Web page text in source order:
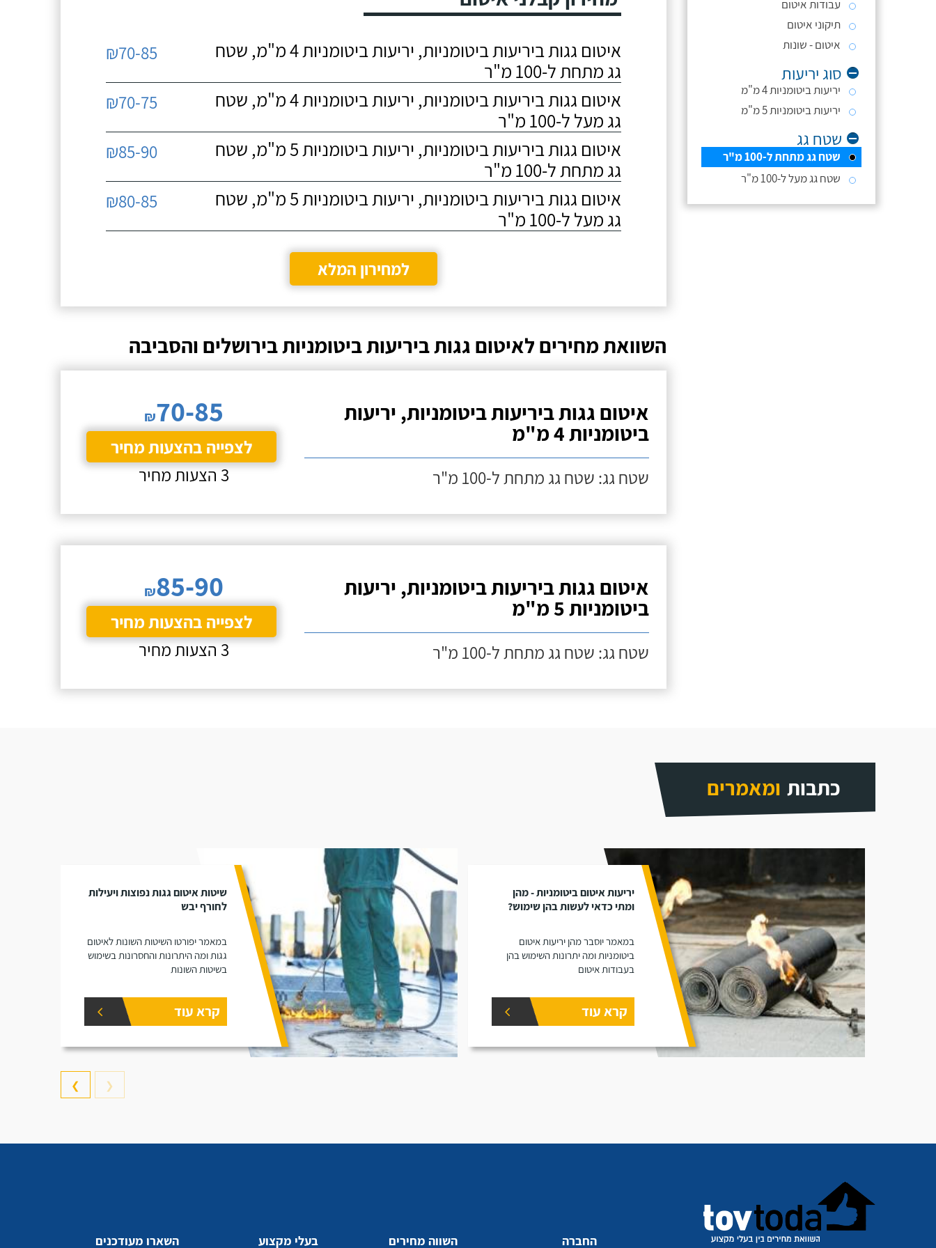
עבודות איטום
תיקוני איטום
איטום - שונות
סוג יריעות
יריעות ביטומניות 4 מ"מ
יריעות ביטומניות 5 מ"מ
שטח גג
שטח גג מתחת ל-100 מ"ר
שטח גג מעל ל-100 מ"ר
איטום גגות ביריעות ביטומניות, יריעות ביטומניות 4 מ"מ, שטח
גג מתחת ל-100 מ"ר
₪70-85
איטום גגות ביריעות ביטומניות, יריעות ביטומניות 4 מ"מ, שטח
גג מעל ל-100 מ"ר
₪70-75
איטום גגות ביריעות ביטומניות, יריעות ביטומניות 5 מ"מ, שטח
גג מתחת ל-100 מ"ר
₪85-90
איטום גגות ביריעות ביטומניות, יריעות ביטומניות 5 מ"מ, שטח
גג מעל ל-100 מ"ר
₪80-85
למחירון המלא
השוואת מחירים לאיטום גגות ביריעות ביטומניות בירושלים והסביבה
איטום גגות ביריעות ביטומניות, יריעות
ביטומניות 4 מ"מ
שטח גג: שטח גג מתחת ל-100 מ"ר
₪70-85
לצפייה בהצעות מחיר
3 הצעות מחיר
איטום גגות ביריעות ביטומניות, יריעות
ביטומניות 5 מ"מ
שטח גג: שטח גג מתחת ל-100 מ"ר
₪85-90
לצפייה בהצעות מחיר
3 הצעות מחיר
כתבות ומאמרים
יריעות איטום ביטומניות - מהן
ומתי כדאי לעשות בהן שימוש?
במאמר יוסבר מהן יריעות איטום
ביטומניות ומה יתרונות השימוש בהן
בעבודות איטום
קרא עוד
שיטות איטום גגות נפוצות ויעילות
לחורף יבש
במאמר יפורטו השיטות השונות לאיטום
גגות ומה היתרונות והחסרונות בשימוש
בשיטות השונות
קרא עוד
❮
❯
החברה השווה מחירים בעלי מקצוע השארו מעודכנים